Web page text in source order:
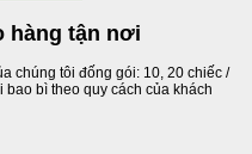
hàng tận nơi
chúng tôi đống gói: 10, 20 chiếc /
bì theo quy cách của khách